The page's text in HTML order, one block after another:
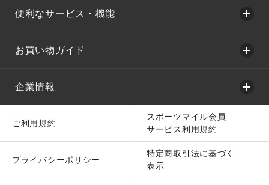
便利なサービス・機能
お買い物ガイド
企業情報
ご利用規約
スポーツマイル会員
サービス利用規約
プライバシーポリシー
特定商取引法に基づく
表示